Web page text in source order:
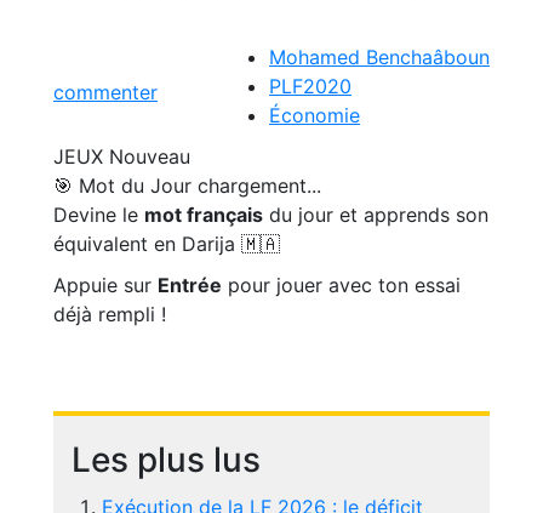
commenter
Mohamed Benchaâboun
PLF2020
Économie
JEUX Nouveau
🎯 Mot du Jour chargement...
Devine le mot français du jour et apprends son
équivalent en Darija 🇲🇦
Appuie sur Entrée pour jouer avec ton essai
déjà rempli !
Les plus lus
Exécution de la LF 2026 : le déficit